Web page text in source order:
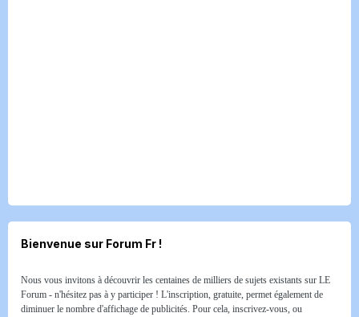
Bienvenue sur Forum Fr !
Nous vous invitons à découvrir les centaines de milliers de sujets existants sur LE
Forum - n'hésitez pas à y participer ! L'inscription, gratuite, permet également de
diminuer le nombre d'affichage de publicités. Pour cela, inscrivez-vous, ou